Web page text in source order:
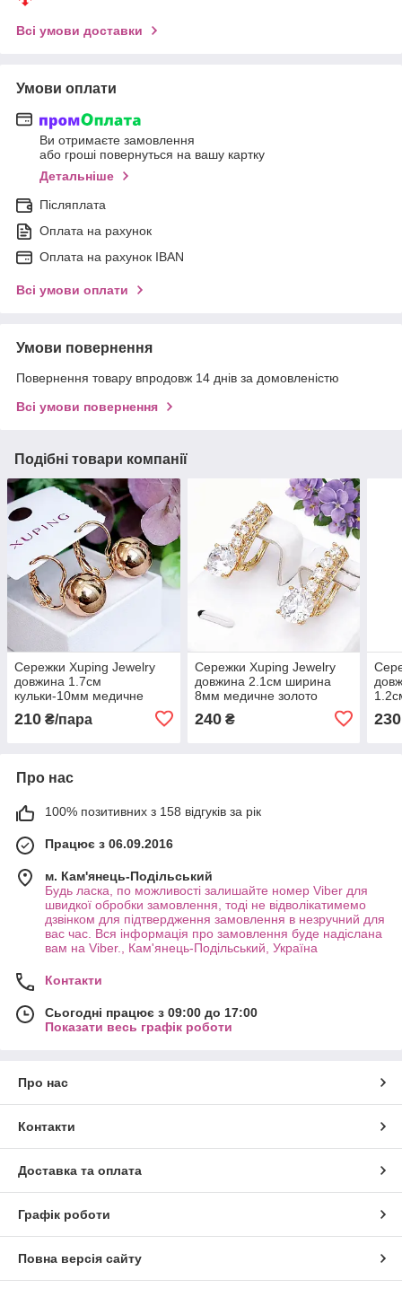
Всі умови доставки
Умови оплати
Ви отримаєте замовлення
або гроші повернуться на вашу картку
Детальніше
Післяплата
Оплата на рахунок
Оплата на рахунок IBAN
Всі умови оплати
Умови повернення
Повернення товару впродовж 14 днів за домовленістю
Всі умови повернення
Подібні товари компанії
Сережки Xuping Jewelry
довжина 1.7см
кульки-10мм медичне
золото позолота 18К с994
210 ₴/пара
Сережки Xuping Jewelry
довжина 2.1см ширина
8мм медичне золото
240₴ 230
Про нас
100% позитивних з 158 відгуків за рік
Працює з 06.09.2016
м. Кам'янець-Подільський
Будь ласка, по можливості залишайте номер Viber для
швидкої обробки замовлення, тоді не відволікатимемо
дзвінком для підтвердження замовлення в незручний для
вас час. Вся інформація про замовлення буде надіслана
вам на Viber., Кам'янець-Подільський, Україна
Контакти
Сьогодні працює з 09:00 до 17:00
Показати весь графік роботи
Про нас
Контакти
Доставка та оплата
Графік роботи
Повна версія сайту